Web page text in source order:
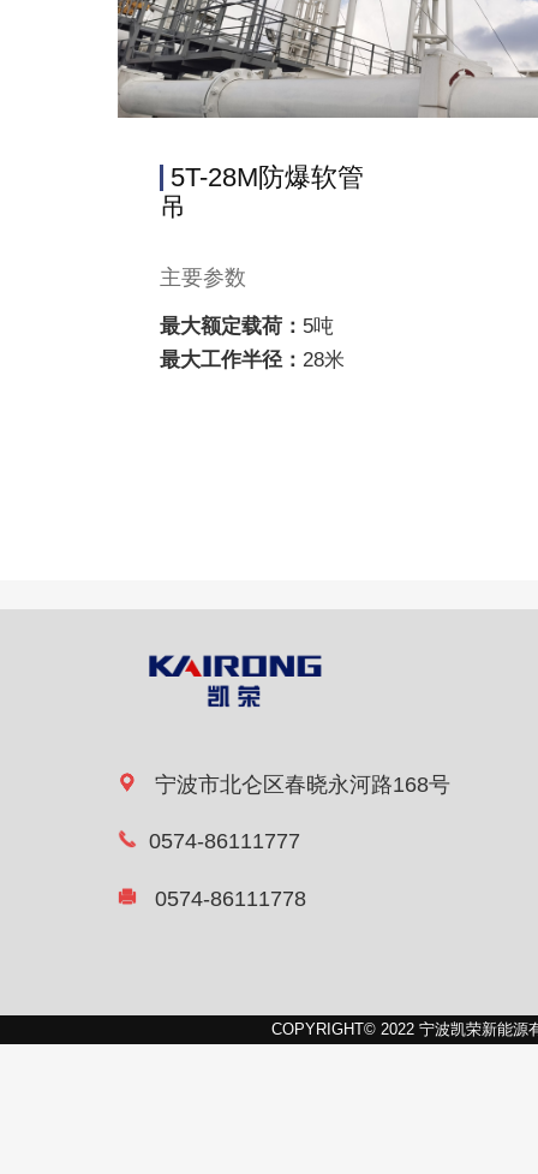
5T-28M防爆软管
吊
主要参数
最大额定载荷： 5吨
最大工作半径： 28米
宁波市北仑区春晓永河路168号
0574-86111777
0574-86111778
COPYRIGHT© 2022 宁波凯荣新能源